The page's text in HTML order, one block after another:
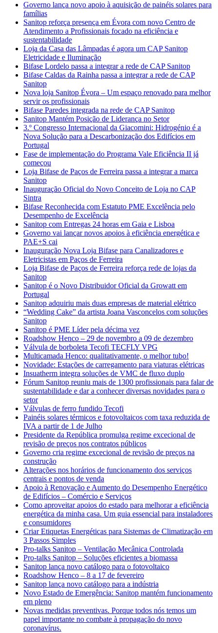
Governo lança novo apoio à aquisição de painéis solares para
famílias
Sanitop reforça presença em Évora com novo Centro de
Atendimento a Profissionais focado na eficiência e
sustentabilidade
Loja da Casa das Lâmpadas é agora um CAP Sanitop
Eletricidade e Iluminação
Bifase Lordelo passa a integrar a rede de CAP Sanitop
Bifase Caldas da Rainha passa a integrar a rede de CAP
Sanitop
Nova loja Sanitop Évora – Um espaço renovado para melhor
servir os profissionais
Bifase Paredes integrada na rede de CAP Sanitop
Sanitop Mantém Posição de Liderança no Setor
3.º Congresso Internacional da Giacomini: Hidrogénio é a
Nova Solução para a Descarbonização dos Edifícios em
Portugal
Fase de implementação do Programa Vale Eficiência II já
começou
Loja Bifase de Paços de Ferreira passa a integrar a marca
Sanitop
Inauguração Oficial do Novo Conceito de Loja no CAP
Sintra
Bifase Reconhecida com Estatuto PME Excelência pelo
Desempenho de Excelência
Sanitop com Entregas 24 horas em Gaia e Lisboa
Governo vai lançar novos apoios à eficiência energética e
PAE+S cai
Inauguração Nova Loja Bifase para Canalizadores e
Eletricistas em Paços de Ferreira
Loja Bifase de Paços de Ferreira reforça rede de lojas da
Sanitop
Sanitop é o Novo Distribuidor Oficial da Growatt em
Portugal
Sanitop adquiriu mais duas empresas de material elétrico
“Wedding Cake” da artista Joana Vasconcelos com soluções
Sanitop
Sanitop é PME Líder pela décima vez
Roadshow Henco – 29 de novembro a 09 de dezembro
Válvula de borboleta Tecofi TECFLY VPG
Multicamada Henco: qualitativamente, o melhor tubo!
Novidade: Estações de carregamento para viaturas elétricas
Insuatherm integra soluções de VMC de fluxo duplo
Fórum Sanitop reuniu mais de 1300 profissionais para falar de
sustentabilidade e dar a conhecer diversas novidades para o
setor
Válvulas de ferro fundido Tecofi
Painéis solares térmicos e fotovoltaicos com taxa reduzida de
IVA a partir de 1 de Julho
Presidente da República promulga regime excecional de
revisão de preços nos contratos públicos
Governo cria regime excecional de revisão de preços na
construção
Alterações nos horários de funcionamento dos serviços
centrais e pontos de venda
Apoio à Renovação e Aumento do Desempenho Energético
de Edifícios – Comércio e Serviços
Como aproveitar apoios do estado para melhorar a eficiência
energética da minha casa. Um guia essencial para instaladores
e consumidores
Criar Etiquetas Energéticas para Sistemas de Climatização em
3 Passos Simples
Pro-talks Sanitop – Ventilação Mecânica Controlada
Pro-talks Sanitop – Soluções eficientes a biomassa
Sanitop lança novo catálogo para o fotovoltaico
Roadshow Henco – 8 a 17 de fevereiro
Sanitop lança novo catálogo para a indústria
Novo Estado de Emergência: Sanitop mantém funcionamento
em pleno
Novas medidas preventivas. Porque todos nós temos um
papel importante no combate à propagação do novo
coronavírus.